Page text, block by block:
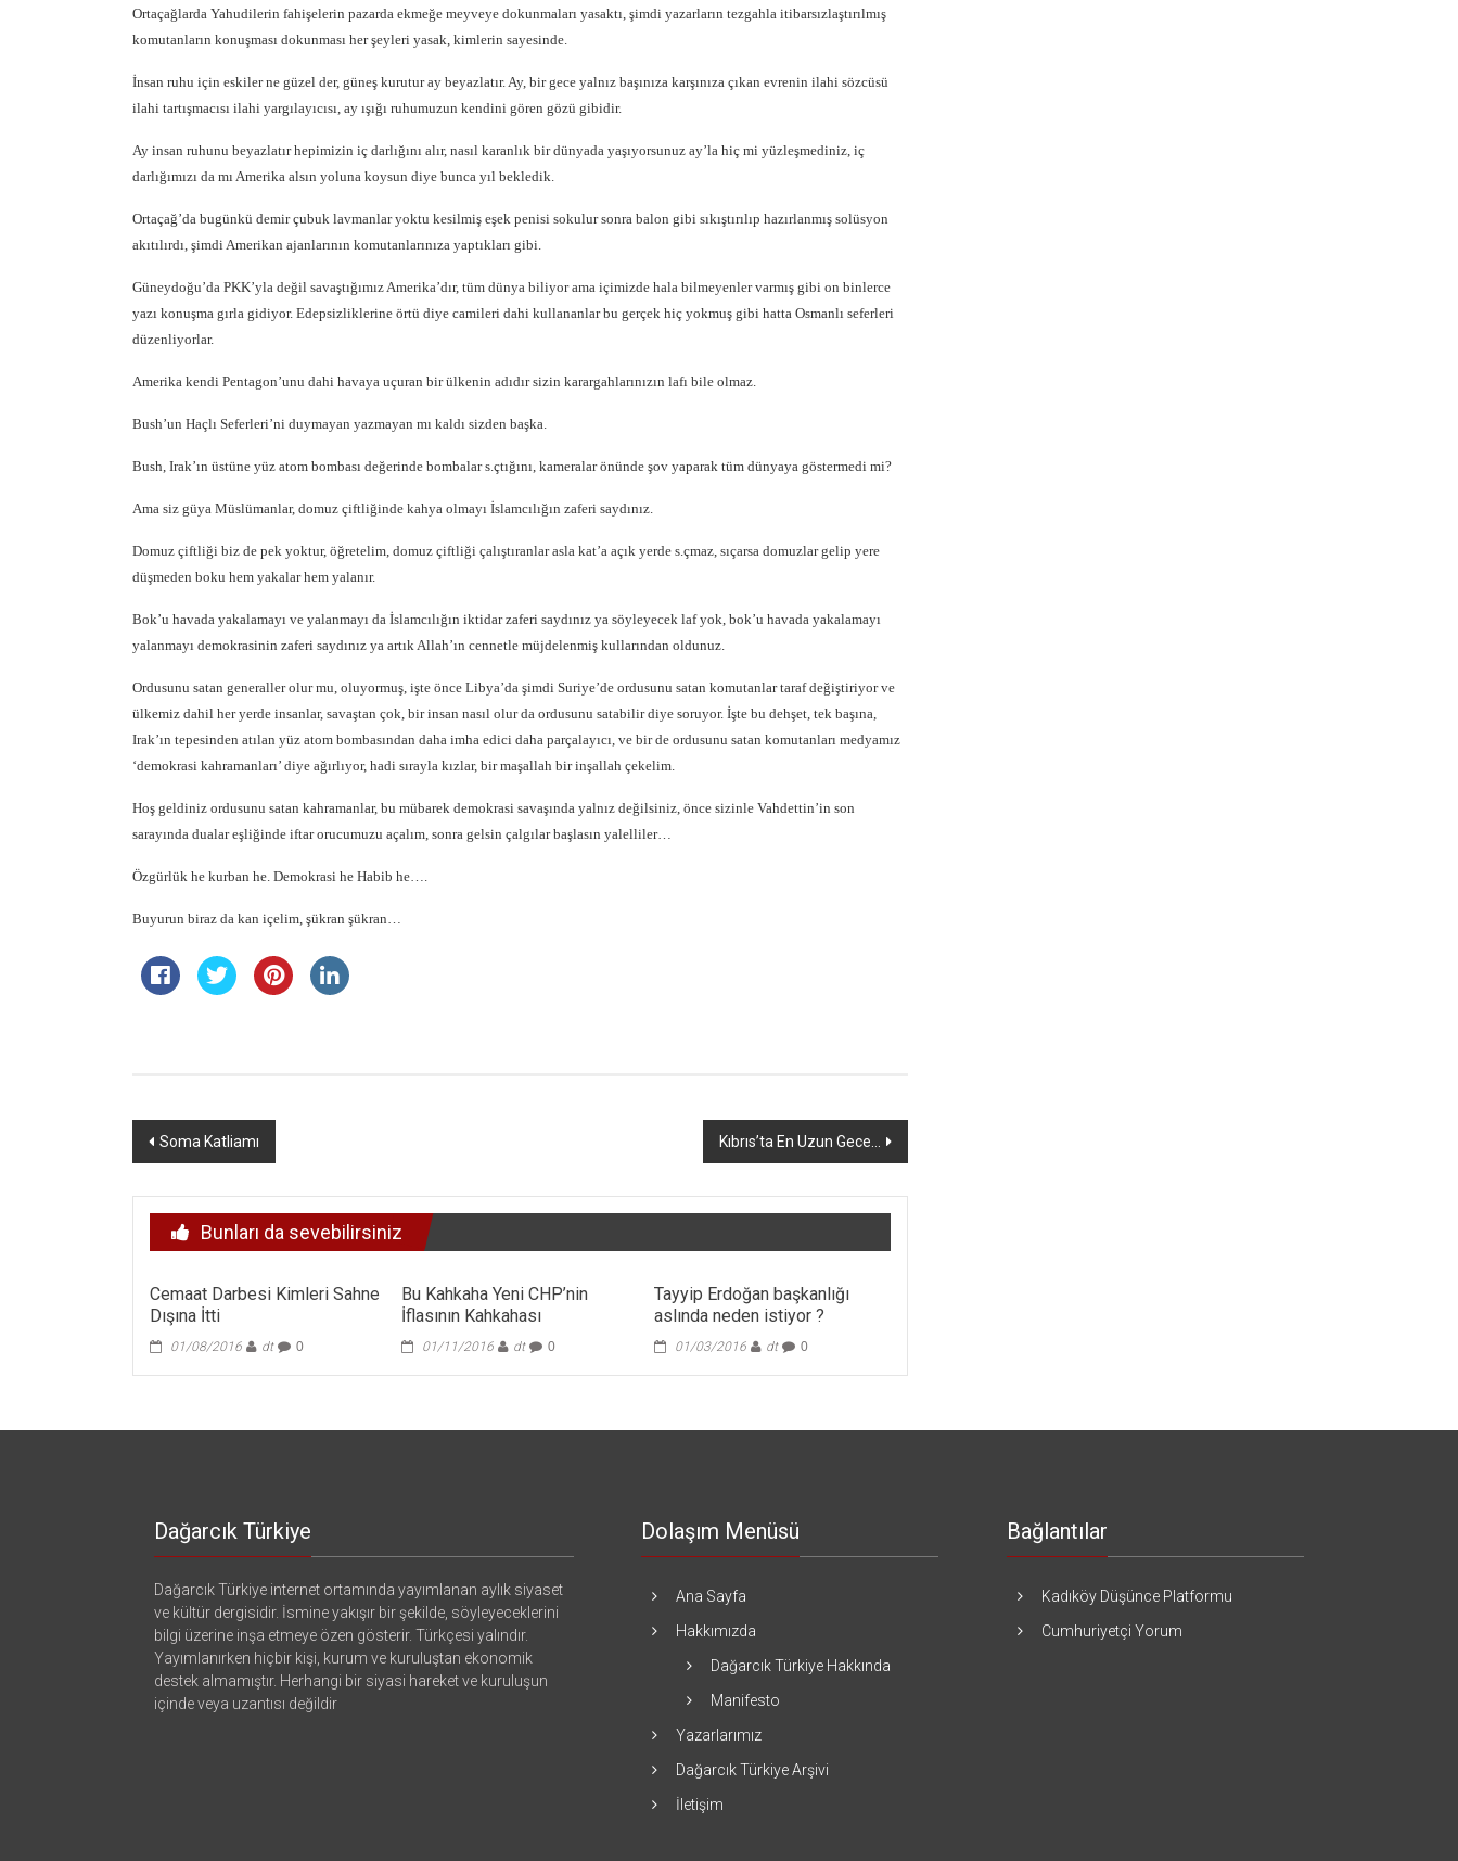
Ortaçağlarda Yahudilerin fahişelerin pazarda ekmeğe meyveye dokunmaları yasaktı, şimdi yazarların tezgahla itibarsızlaştırılmış
komutanların konuşması dokunması her şeyleri yasak, kimlerin sayesinde.
İnsan ruhu için eskiler ne güzel der, güneş kurutur ay beyazlatır. Ay, bir gece yalnız başınıza karşınıza çıkan evrenin ilahi sözcüsü
ilahi tartışmacısı ilahi yargılayıcısı, ay ışığı ruhumuzun kendini gören gözü gibidir.
Ay insan ruhunu beyazlatır hepimizin iç darlığını alır, nasıl karanlık bir dünyada yaşıyorsunuz ay’la hiç mi yüzleşmediniz, iç
darlığımızı da mı Amerika alsın yoluna koysun diye bunca yıl bekledik.
Ortaçağ’da bugünkü demir çubuk lavmanlar yoktu kesilmiş eşek penisi sokulur sonra balon gibi sıkıştırılıp hazırlanmış solüsyon
akıtılırdı, şimdi Amerikan ajanlarının komutanlarınıza yaptıkları gibi.
Güneydoğu’da PKK’yla değil savaştığımız Amerika’dır, tüm dünya biliyor ama içimizde hala bilmeyenler varmış gibi on binlerce
yazı konuşma gırla gidiyor. Edepsizliklerine örtü diye camileri dahi kullananlar bu gerçek hiç yokmuş gibi hatta Osmanlı seferleri
düzenliyorlar.
Amerika kendi Pentagon’unu dahi havaya uçuran bir ülkenin adıdır sizin karargahlarınızın lafı bile olmaz.
Bush’un Haçlı Seferleri’ni duymayan yazmayan mı kaldı sizden başka.
Bush, Irak’ın üstüne yüz atom bombası değerinde bombalar s.çtığını, kameralar önünde şov yaparak tüm dünyaya göstermedi mi?
Ama siz güya Müslümanlar, domuz çiftliğinde kahya olmayı İslamcılığın zaferi saydınız.
Domuz çiftliği biz de pek yoktur, öğretelim, domuz çiftliği çalıştıranlar asla kat’a açık yerde s.çmaz, sıçarsa domuzlar gelip yere
düşmeden boku hem yakalar hem yalanır.
Bok’u havada yakalamayı ve yalanmayı da İslamcılığın iktidar zaferi saydınız ya söyleyecek laf yok, bok’u havada yakalamayı
yalanmayı demokrasinin zaferi saydınız ya artık Allah’ın cennetle müjdelenmiş kullarından oldunuz.
Ordusunu satan generaller olur mu, oluyormuş, işte önce Libya’da şimdi Suriye’de ordusunu satan komutanlar taraf değiştiriyor ve
ülkemiz dahil her yerde insanlar, savaştan çok, bir insan nasıl olur da ordusunu satabilir diye soruyor. İşte bu dehşet, tek başına,
Irak’ın tepesinden atılan yüz atom bombasından daha imha edici daha parçalayıcı, ve bir de ordusunu satan komutanları medyamız
‘demokrasi kahramanları’ diye ağırlıyor, hadi sırayla kızlar, bir maşallah bir inşallah çekelim.
Hoş geldiniz ordusunu satan kahramanlar, bu mübarek demokrasi savaşında yalnız değilsiniz, önce sizinle Vahdettin’in son
sarayında dualar eşliğinde iftar orucumuzu açalım, sonra gelsin çalgılar başlasın yalelliler…
Özgürlük he kurban he. Demokrasi he Habib he….
Buyurun biraz da kan içelim, şükran şükran…
Yazı
Soma Katliamı Kıbrıs’ta En Uzun Gece…
Bunları da sevebilirsiniz
Cemaat Darbesi Kimleri Sahne
Dışına İtti
01/08/2016 dt 0
Bu Kahkaha Yeni CHP’nin
İflasının Kahkahası
01/11/2016 dt 0
Tayyip Erdoğan başkanlığı
aslında neden istiyor ?
01/03/2016 dt 0
Dağarcık Türkiye
Dağarcık Türkiye internet ortamında yayımlanan aylık siyaset
ve kültür dergisidir. İsmine yakışır bir şekilde, söyleyeceklerini
bilgi üzerine inşa etmeye özen gösterir. Türkçesi yalındır.
Yayımlanırken hiçbir kişi, kurum ve kuruluştan ekonomik
destek almamıştır. Herhangi bir siyasi hareket ve kuruluşun
içinde veya uzantısı değildir
Dolaşım Menüsü
Ana Sayfa
Hakkımızda
Dağarcık Türkiye Hakkında
Manifesto
Yazarlarımız
Dağarcık Türkiye Arşivi
İletişim
Bağlantılar
Kadıköy Düşünce Platformu
Cumhuriyetçi Yorum